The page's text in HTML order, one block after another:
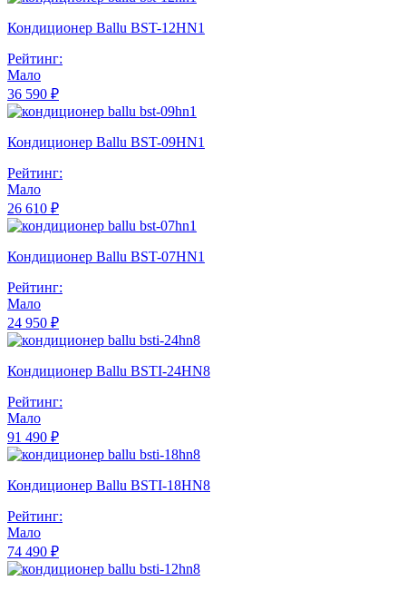
Кондиционер Ballu BST-12HN1
Рейтинг:
Мало
36 590 ₽
Кондиционер Ballu BST-09HN1
Рейтинг:
Мало
26 610 ₽
Кондиционер Ballu BST-07HN1
Рейтинг:
Мало
24 950 ₽
Кондиционер Ballu BSTI-24HN8
Рейтинг:
Мало
91 490 ₽
Кондиционер Ballu BSTI-18HN8
Рейтинг:
Мало
74 490 ₽